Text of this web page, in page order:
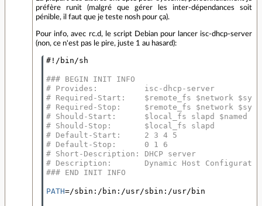
préfère runit (malgré que gérer les inter-dépendances soit
pénible, il faut que je teste nosh pour ça).
Pour info, avec rc.d, le script Debian pour lancer isc-dhcp-server
(non, ce n'est pas le pire, juste 1 au hasard):
#!/bin/sh
### BEGIN INIT INFO
# Provides:          isc-dhcp-server
# Required-Start:    $remote_fs $network
# Required-Stop:     $remote_fs $network
# Should-Start:      $local_fs slapd $named
# Should-Stop:       $local_fs slapd
# Default-Start:     2 3 4 5
# Default-Stop:      0 1 6
# Short-Description: DHCP server
# Description:       Dynamic Host
### END INIT INFO
PATH=/sbin:/bin:/usr/sbin:/usr/bin